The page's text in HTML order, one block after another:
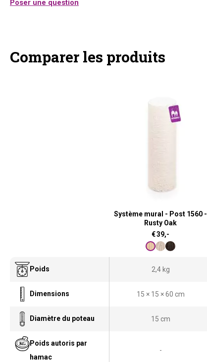
Poser une question
Comparer les produits
Système mural - Post 1560 -
Rusty Oak
€39,-
Poids 2,4 kg
Dimensions 15 × 15 × 60 cm
Diamètre du poteau 15 cm
Poids autoris par
hamac
-